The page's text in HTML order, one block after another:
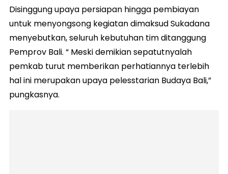
Disinggung upaya persiapan hingga pembiayan
untuk menyongsong kegiatan dimaksud Sukadana
menyebutkan, seluruh kebutuhan tim ditanggung
Pemprov Bali. “ Meski demikian sepatutnyalah
pemkab turut memberikan perhatiannya terlebih
hal ini merupakan upaya pelesstarian Budaya Bali,”
pungkasnya.